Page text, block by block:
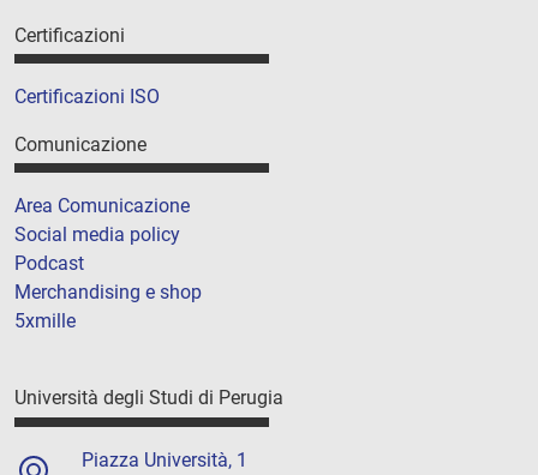
Certificazioni
Certificazioni ISO
Comunicazione
Area Comunicazione
Social media policy
Podcast
Merchandising e shop
5xmille
Università degli Studi di Perugia
Piazza Università, 1